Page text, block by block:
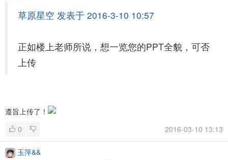
草原星空 发表于 2016-3-10 10:57
正如楼上老师所说，想一览您的PPT全貌，可否
上传
遵旨上传了！
0
2016-03-10 13:13
玉萍&&